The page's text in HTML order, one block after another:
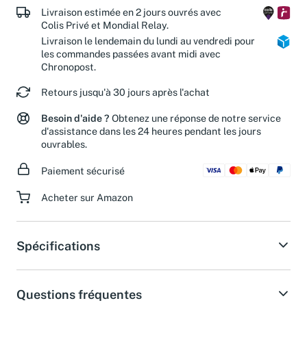
Livraison estimée en 2 jours ouvrés avec
Colis Privé et Mondial Relay.
Livraison le lendemain du lundi au vendredi pour
les commandes passées avant midi avec
Chronopost.
Retours jusqu'à 30 jours après l'achat
Besoin d'aide ? Obtenez une réponse de notre service
d'assistance dans les 24 heures pendant les jours
ouvrables.
Paiement sécurisé
Acheter sur Amazon
Spécifications
Questions fréquentes